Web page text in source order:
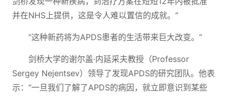
并在NHS上提供，这是令人难以置信的成就。”
“这种新药将为APDS患者的生活带来巨大改变。”
剑桥大学的谢尔盖·内延采夫教授（Professor
Sergey Nejentsev）领导了发现APDS的研究团队。他表
示：“一旦我们了解了APDS的病因，就立即意识到某些